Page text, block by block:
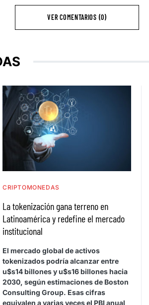
VER COMENTARIOS (0)
CRIPTOMONEDAS
La tokenización gana terreno en
Latinoamérica y redefine el mercado
institucional
El mercado global de activos
tokenizados podría alcanzar entre
u$s14 billones y u$s16 billones hacia
2030, según estimaciones de Boston
Consulting Group. Esas cifras
equivalen a varias veces el PBI anual